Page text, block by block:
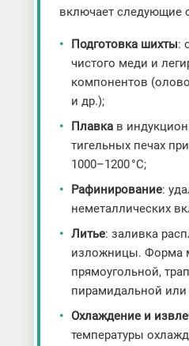
включает следующие
Подготовка шихты:
чистого меди и
компонентов
и др.);
Плавкав
тигельных печах
1000–1200 °C;
Рафинирование:
неметаллических
Литье: заливка
изложницы. Форма
прямоугольной,
пирамидальной
Охлаждение и
температуры